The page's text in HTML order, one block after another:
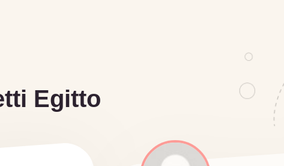
Egitto